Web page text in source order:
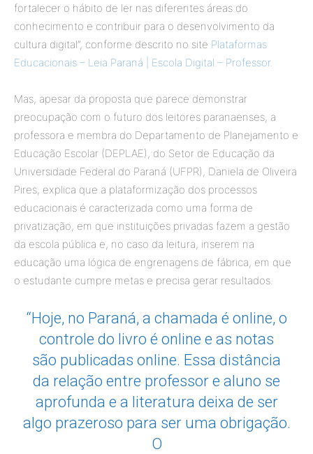
fortalecer o hábito de ler nas diferentes áreas do
conhecimento e contribuir para o desenvolvimento da
cultura digital”, conforme descrito no site Plataformas
Educacionais – Leia Paraná | Escola Digital – Professor.
Mas, apesar da proposta que parece demonstrar
preocupação com o futuro dos leitores paranaenses, a
professora e membra do Departamento de Planejamento e
Educação Escolar (DEPLAE), do Setor de Educação da
Universidade Federal do Paraná (UFPR), Daniela de Oliveira
Pires, explica que a plataformização dos processos
educacionais é caracterizada como uma forma de
privatização, em que instituições privadas fazem a gestão
da escola pública e, no caso da leitura, inserem na
educação uma lógica de engrenagens de fábrica, em que
o estudante cumpre metas e precisa gerar resultados.
“Hoje, no Paraná, a chamada é online, o
controle do livro é online e as notas
são publicadas online. Essa distância
da relação entre professor e aluno se
aprofunda e a literatura deixa de ser
algo prazeroso para ser uma obrigação.
O